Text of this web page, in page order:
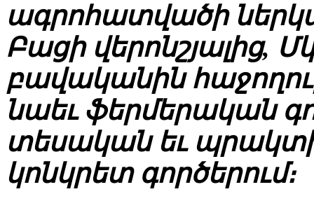
ագրոհատվածի
Բացի վերոնշյալից,
բավականին
նաեւ ֆերմերական
տեսական եւ
կոնկրետ գործերում։